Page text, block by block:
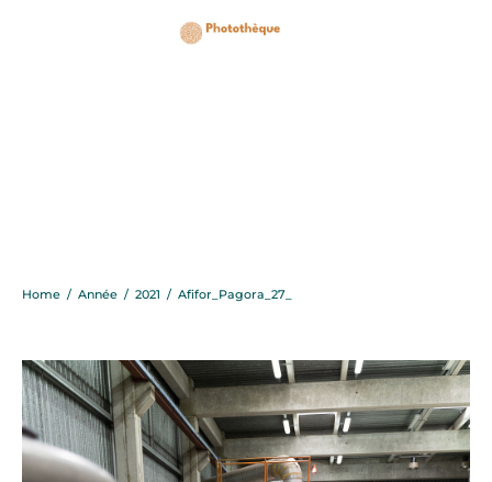
Home / Année / 2021 / Afifor_Pagora_27_